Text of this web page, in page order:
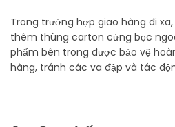
Trong trường hợp giao hàng đi
thêm thùng carton cứng bọc
phẩm bên trong được bảo vệ
hàng, tránh các va đập và tác